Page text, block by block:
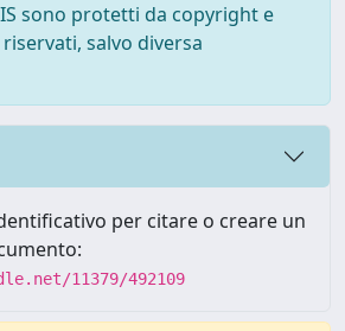
sono protetti da copyright e
salvo diversa
per citare o creare un
11379/492109